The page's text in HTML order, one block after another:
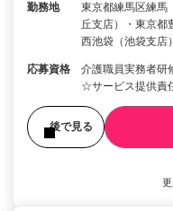
勤務地
東京都練馬区練馬
丘支店）・東京都
西池袋（池袋支店）
応募資格
介護職員実務者研
☆サービス提供責
後で見る